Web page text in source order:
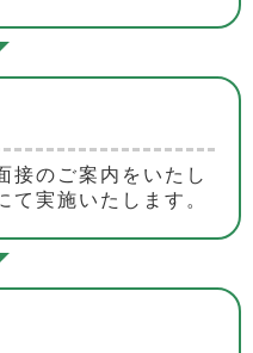
接のご案内をいたし
て実施いたします。